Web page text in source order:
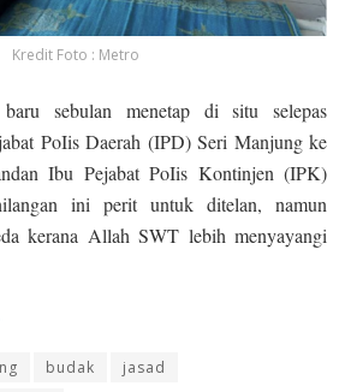
Kredit Foto : Metro
sebulan menetap di situ selepas
PoIis Daerah (IPD) Seri Manjung ke
Ibu Pejabat PoIis Kontinjen (IPK)
ini perit untuk ditelan, namun
kerana Allah SWT lebih menyayangi
budak
jasad